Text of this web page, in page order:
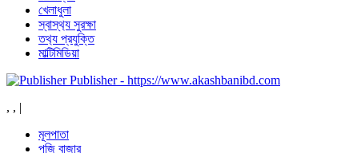
খেলাধুলা
স্বাস্থ‍্য সুরক্ষা
তথ‍্য প্রযুক্তি
মাল্টিমিডিয়া
Publisher - https://www.akashbanibd.com
, , |
মূলপাতা
পুজি বাজার